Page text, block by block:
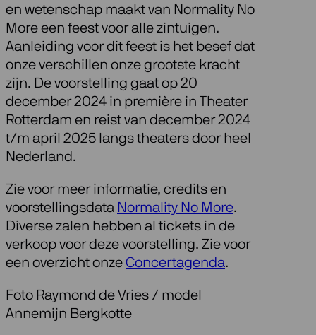
en wetenschap maakt van Normality No
More een feest voor alle zintuigen.
Aanleiding voor dit feest is het besef dat
onze verschillen onze grootste kracht
zijn. De voorstelling gaat op 20
december 2024 in première in Theater
Rotterdam en reist van december 2024
t/m april 2025 langs theaters door heel
Nederland.
Zie voor meer informatie, credits en
voorstellingsdata Normality No More.
Diverse zalen hebben al tickets in de
verkoop voor deze voorstelling. Zie voor
een overzicht onze Concertagenda.
Foto Raymond de Vries / model
Annemijn Bergkotte